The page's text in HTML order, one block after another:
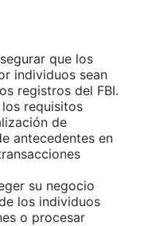
que los
individuos sean
registros del FBI.
requisitos
de
antecedentes en
su negocio
los individuos
o procesar